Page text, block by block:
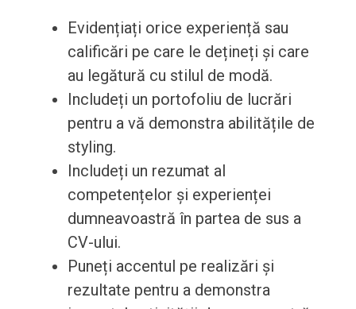
Evidențiați orice experiență sau
calificări pe care le dețineți și care
au legătură cu stilul de modă.
Includeți un portofoliu de lucrări
pentru a vă demonstra abilitățile de
styling.
Includeți un rezumat al
competențelor și experienței
dumneavoastră în partea de sus a
CV-ului.
Puneți accentul pe realizări și
rezultate pentru a demonstra